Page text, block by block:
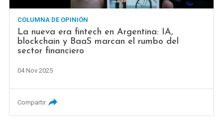
COLUMNA DE OPINIÓN
La nueva era fintech en Argentina: IA,
blockchain y BaaS marcan el rumbo del
sector financiero
04 Nov 2025
Compartir